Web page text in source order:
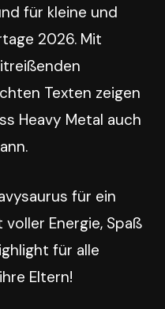
für kleine und
2026. Mit
Texten zeigen
Heavy Metal auch
für ein
Energie, Spaß
für alle
Eltern!